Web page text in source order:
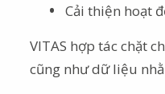
Cải thiện hoạt
VITAS hợp tác chặt
cũng như dữ liệu